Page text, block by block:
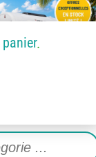
panier.